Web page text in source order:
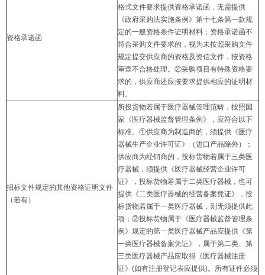
资格承诺函
格式文件要求提供资格承诺函，无需提供
《政府采购法实施条例》第十七条第一款规
定的一般资格条件证明材料；资格承诺函不
符合采购文件要求的，视为未按照采购文件
规定提交供应商的资格及资信文件，按资格
审查不合格处理。②采购项目有特殊资格要
求的，供应商还应按要求提供相应的证明材
料。
招标文件规定的其他资格证明文件
（若有）
所投货物若属于医疗器械管理范畴，按照国
家《医疗器械监督管理条例》，应符合以下
标准。①供应商为制造商的，须提供《医疗
器械生产企业许可证》（进口产品除外）；
供应商为经销商的，投标货物若属于三类医
疗器械，须提供《医疗器械经营企业许可
证》，投标货物若属于二类医疗器械，也可
提供《二类医疗器械的经营备案凭证》，投
标货物若属于一类医疗器械，则无须提供此
项；②投标货物属于《医疗器械监督管理条
例》规定的第一类医疗器械产品应提供《第
一类医疗器械备案凭证》，属于第二类、第
三类医疗器械产品应取得《医疗器械注册
证》(如有注册登记表应提供)。所有证件必须